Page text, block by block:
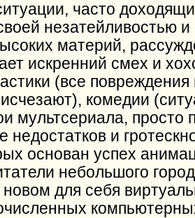
часто
незатейливостью
материй,
искренний смех и
(все
комедии
мультсериала, просто
недостатков и
основан успех
небольшого
для себя